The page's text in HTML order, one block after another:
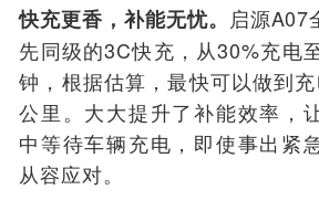
快充更香，补能无忧。 启源A07
先同级的3C快充，从30%充电
钟，根据估算，最快可以做到
公里。大大提升了补能效率，
中等待车辆充电，即使事出紧
从容应对。